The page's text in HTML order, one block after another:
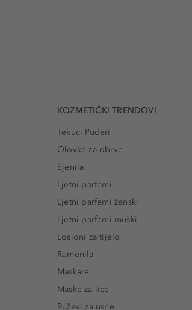
KOZMETIČKI TRENDOVI
Tekuci Puderi
Olovke za obrve
Sjenila
Ljetni parfemi
Ljetni parfemi ženski
Ljetni parfemi muški
Losioni za tijelo
Rumenila
Maskare
Maske za lice
Ruževi za usne